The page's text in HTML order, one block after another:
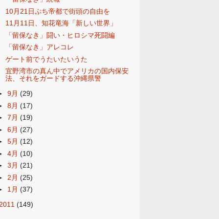
10月21日ぷち帝都で街頭の自由を
11月11日、知花竜海「新しい世界」
「留保なき」闘い・ヒロシマ死闘編
「留保なき」アレコレ
ゲート前でうたいたいうた
宜野湾市の真ん中でアメリカの国内保安
法、それをガードする沖縄県警
9月 (29)
8月 (17)
7月 (19)
6月 (27)
5月 (12)
4月 (10)
3月 (21)
2月 (25)
1月 (37)
(149)